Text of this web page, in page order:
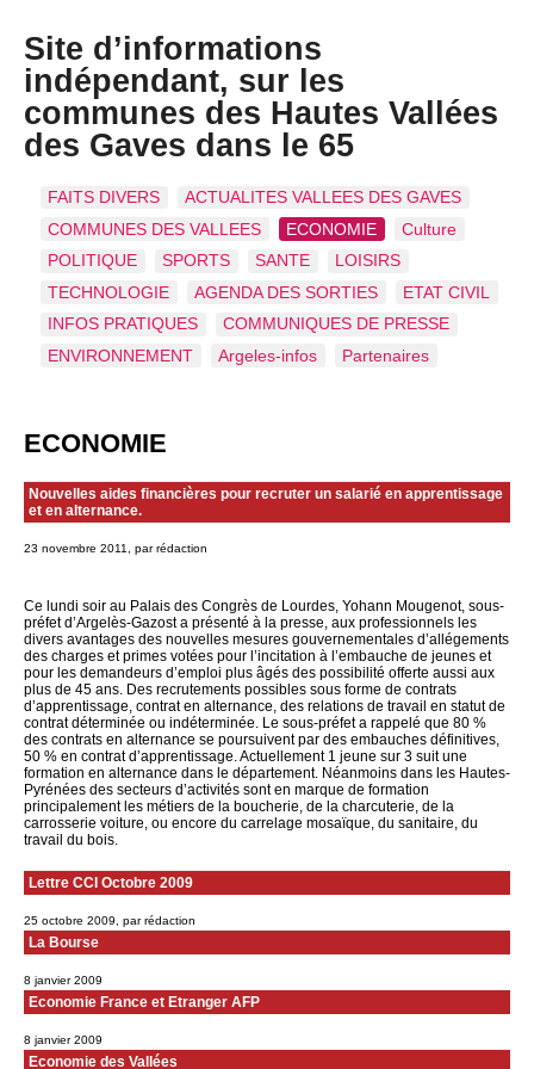
Site d’informations
indépendant, sur les
communes des Hautes Vallées
des Gaves dans le 65
FAITS DIVERS
ACTUALITES VALLEES DES GAVES
COMMUNES DES VALLEES
ECONOMIE
Culture
POLITIQUE
SPORTS SANTE
LOISIRS
TECHNOLOGIE
AGENDA DES SORTIES
ETAT CIVIL
INFOS PRATIQUES
COMMUNIQUES DE PRESSE
ENVIRONNEMENT
Argeles-infos Partenaires
ECONOMIE
Nouvelles aides financières pour recruter un salarié en apprentissage
et en alternance.
23 novembre 2011, par rédaction
Ce lundi soir au Palais des Congrès de Lourdes, Yohann Mougenot, sous-
préfet d’Argelès-Gazost a présenté à la presse, aux professionnels les
divers avantages des nouvelles mesures gouvernementales d’allégements
des charges et primes votées pour l’incitation à l’embauche de jeunes et
pour les demandeurs d’emploi plus âgés des possibilité offerte aussi aux
plus de 45 ans. Des recrutements possibles sous forme de contrats
d’apprentissage, contrat en alternance, des relations de travail en statut de
contrat déterminée ou indéterminée. Le sous-préfet a rappelé que 80 %
des contrats en alternance se poursuivent par des embauches définitives,
50 % en contrat d’apprentissage. Actuellement 1 jeune sur 3 suit une
formation en alternance dans le département. Néanmoins dans les Hautes-
Pyrénées des secteurs d’activités sont en marque de formation
principalement les métiers de la boucherie, de la charcuterie, de la
carrosserie voiture, ou encore du carrelage mosaïque, du sanitaire, du
travail du bois.
Lettre CCI Octobre 2009
25 octobre 2009, par rédaction
La Bourse
8 janvier 2009
Economie France et Etranger AFP
8 janvier 2009
Economie des Vallées